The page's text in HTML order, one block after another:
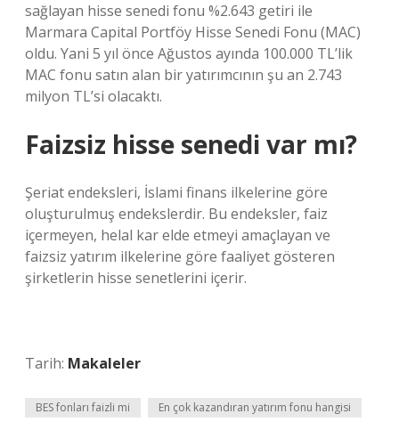
sağlayan hisse senedi fonu %2.643 getiri ile
Marmara Capital Portföy Hisse Senedi Fonu (MAC)
oldu. Yani 5 yıl önce Ağustos ayında 100.000 TL’lik
MAC fonu satın alan bir yatırımcının şu an 2.743
milyon TL’si olacaktı.
Faizsiz hisse senedi var mı?
Şeriat endeksleri, İslami finans ilkelerine göre
oluşturulmuş endekslerdir. Bu endeksler, faiz
içermeyen, helal kar elde etmeyi amaçlayan ve
faizsiz yatırım ilkelerine göre faaliyet gösteren
şirketlerin hisse senetlerini içerir.
Tarih: Makaleler
BES fonları faizli mi En çok kazandıran yatırım fonu hangisi